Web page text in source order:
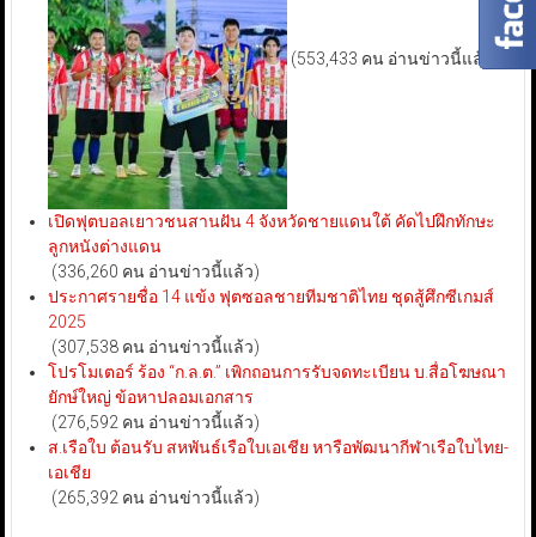
(553,433 คน อ่านข่าวนี้แล้ว)
เปิดฟุตบอลเยาวชนสานฝัน 4 จังหวัดชายแดนใต้ คัดไปฝึกทักษะ
ลูกหนังต่างแดน
(336,260 คน อ่านข่าวนี้แล้ว)
ประกาศรายชื่อ 14 แข้ง ฟุตซอลชายทีมชาติไทย ชุดสู้ศึกซีเกมส์
2025
(307,538 คน อ่านข่าวนี้แล้ว)
โปรโมเตอร์ ร้อง “ก.ล.ต.” เพิกถอนการรับจดทะเบียน บ.สื่อโฆษณา
ยักษ์ใหญ่ ข้อหาปลอมเอกสาร
(276,592 คน อ่านข่าวนี้แล้ว)
ส.เรือใบ ต้อนรับ สหพันธ์เรือใบเอเชีย หารือพัฒนากีฬาเรือใบไทย-
เอเชีย
(265,392 คน อ่านข่าวนี้แล้ว)